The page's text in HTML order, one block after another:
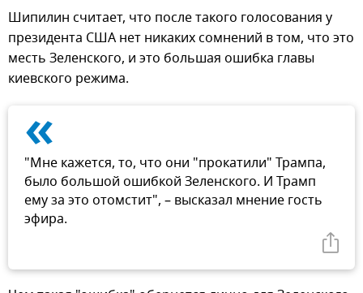
Шипилин считает, что после такого голосования у
президента США нет никаких сомнений в том, что это
месть Зеленского, и это большая ошибка главы
киевского режима.
«
"Мне кажется, то, что они "прокатили" Трампа,
было большой ошибкой Зеленского. И Трамп
ему за это отомстит", – высказал мнение гость
эфира.